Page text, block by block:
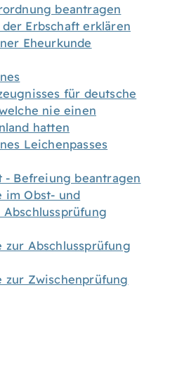
beantragen
Erbschaft erklären
Eheurkunde
für deutsche
nie einen
hatten
Leichenpasses
- Befreiung beantragen
im Obst- und
zur Abschlussprüfung
zur Zwischenprüfung